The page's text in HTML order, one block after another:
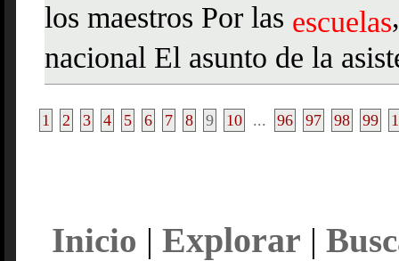
los maestros Por las escuelas
nacional El asunto de la
1 2 3 4 5 6 7 8 9 10 ... 96 97 98 99
Inicio | Explorar |